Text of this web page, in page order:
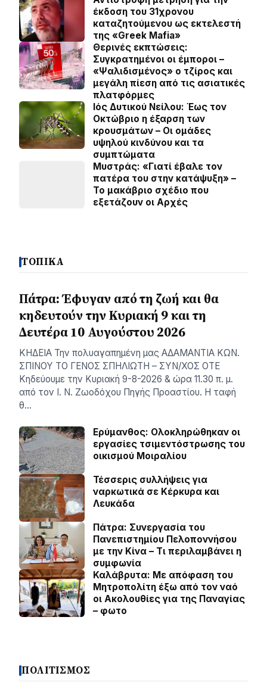
έκδοση του 31χρονου
καταζητούμενου ως εκτελεστή
της «Greek Mafia»
Θερινές εκπτώσεις:
Συγκρατημένοι οι έμποροι –
«Ψαλιδισμένος» ο τζίρος και
μεγάλη πίεση από τις ασιατικές
πλατφόρμες
Ιός Δυτικού Νείλου: Έως τον
Οκτώβριο η έξαρση των
κρουσμάτων – Οι ομάδες
υψηλού κινδύνου και τα
συμπτώματα
Μυστράς: «Γιατί έβαλε τον
πατέρα του στην κατάψυξη» –
Το μακάβριο σχέδιο που
εξετάζουν οι Αρχές
ΤΟΠΙΚΑ
Πάτρα: Έφυγαν από τη ζωή και θα
κηδευτούν την Κυριακή 9 και τη
Δευτέρα 10 Αυγούστου 2026
ΚΗΔΕΙΑ Την πολυαγαπημένη μας ΑΔΑΜΑΝΤΙΑ ΚΩΝ.
ΣΠΙΝΟΥ ΤΟ ΓΕΝΟΣ ΣΠΗΛΙΩΤΗ – ΣΥΝ/ΧΟΣ ΟΤΕ
Κηδεύουμε την Κυριακή 9-8-2026 & ώρα 11.30 π. μ.
από τον Ι. Ν. Ζωοδόχου Πηγής Προαστίου. Η ταφή
θ…
Ερύμανθος: Ολοκληρώθηκαν οι
εργασίες τσιμεντόστρωσης του
οικισμού Μοιραλίου
Τέσσερις συλλήψεις για
ναρκωτικά σε Κέρκυρα και
Λευκάδα
Πάτρα: Συνεργασία του
Πανεπιστημίου Πελοποννήσου
με την Κίνα – Τι περιλαμβάνει η
συμφωνία
Καλάβρυτα: Με απόφαση του
Μητροπολίτη έξω από τον ναό
οι Ακολουθίες για της Παναγίας
– φωτο
ΠΟΛΙΤΙΣΜΟΣ